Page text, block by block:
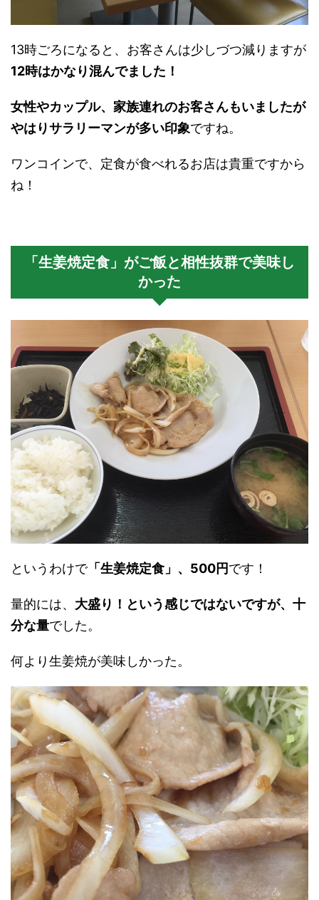
13時ごろになると、お客さんは少しづつ減りますが
12時はかなり混んでました！
女性やカップル、家族連れのお客さんもいましたが
やはりサラリーマンが多い印象ですね。
ワンコインで、定食が食べれるお店は貴重ですから
ね！
「生姜焼定食」がご飯と相性抜群で美味し
かった
というわけで「生姜焼定食」、500円です！
量的には、 大盛り！という感じではないですが、十
分な量でした。
何より生姜焼が美味しかった。